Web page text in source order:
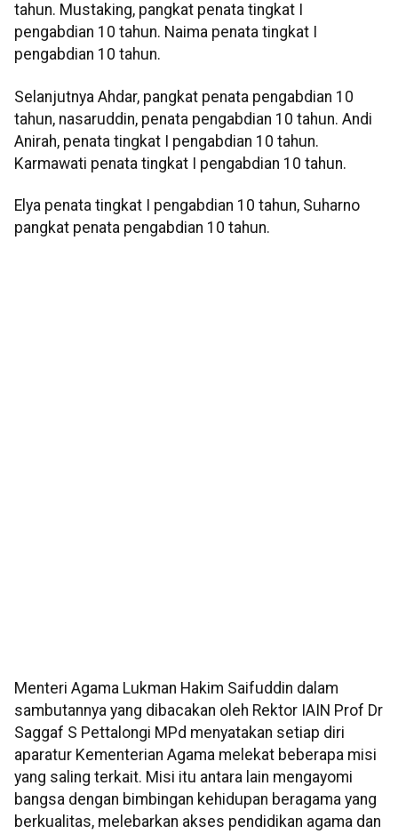
tahun. Mustaking, pangkat penata tingkat I
pengabdian 10 tahun. Naima penata tingkat I
pengabdian 10 tahun.
Selanjutnya Ahdar, pangkat penata pengabdian 10
tahun, nasaruddin, penata pengabdian 10 tahun. Andi
Anirah, penata tingkat I pengabdian 10 tahun.
Karmawati penata tingkat I pengabdian 10 tahun.
Elya penata tingkat I pengabdian 10 tahun, Suharno
pangkat penata pengabdian 10 tahun.
Menteri Agama Lukman Hakim Saifuddin dalam
sambutannya yang dibacakan oleh Rektor IAIN Prof Dr
Saggaf S Pettalongi MPd menyatakan setiap diri
aparatur Kementerian Agama melekat beberapa misi
yang saling terkait. Misi itu antara lain mengayomi
bangsa dengan bimbingan kehidupan beragama yang
berkualitas, melebarkan akses pendidikan agama dan